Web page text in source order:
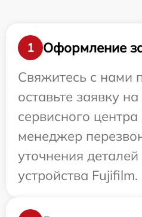
1
Оформление
Свяжитесь с нами
оставьте заявку на
сервисного
менеджер
уточнения
устройства Fujifilm.